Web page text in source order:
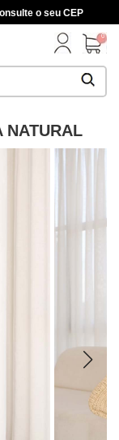
o seu CEP
0
NATURAL